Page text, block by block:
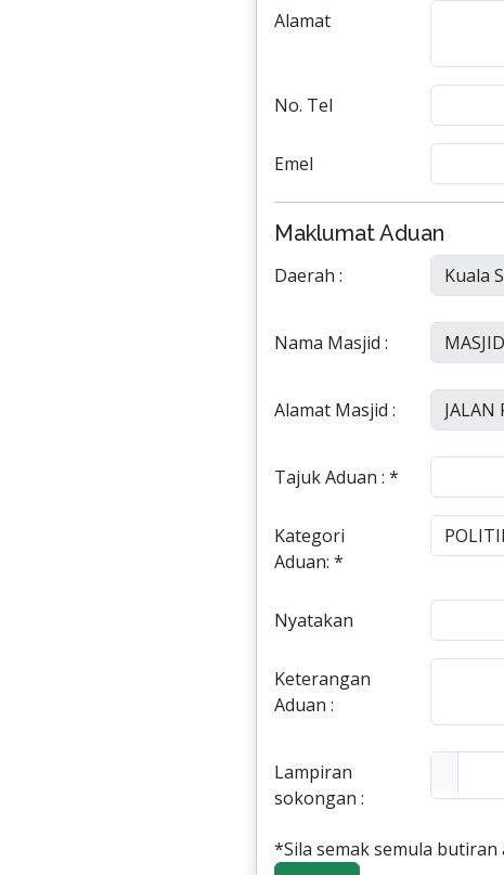
Alamat
No. Tel
Emel
Maklumat Aduan
Daerah :
Nama Masjid :
Alamat Masjid :
Tajuk Aduan : *
Kategori
Aduan: *
Nyatakan
Keterangan
Aduan :
Lampiran
sokongan :
*Sila semak semula